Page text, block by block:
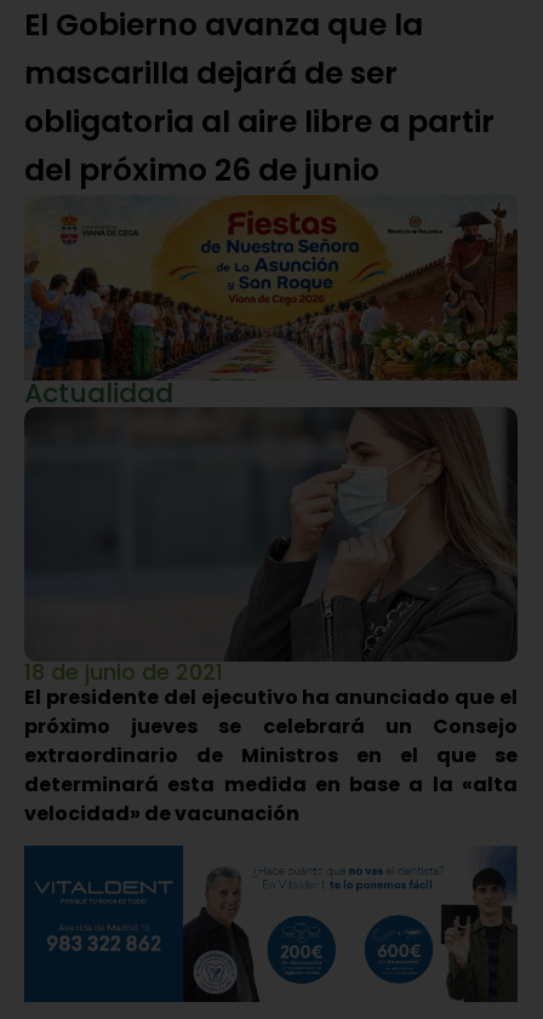
El Gobierno avanza que la
mascarilla dejará de ser
obligatoria al aire libre a partir
del próximo 26 de junio
Actualidad
18 de junio de 2021
El presidente del ejecutivo ha anunciado que el
próximo jueves se celebrará un Consejo
extraordinario de Ministros en el que se
determinará esta medida en base a la «alta
velocidad» de vacunación